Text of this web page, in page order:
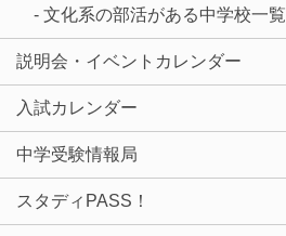
- 文化系の部活がある中学校一覧
説明会・イベントカレンダー
入試カレンダー
中学受験情報局
スタディPASS！